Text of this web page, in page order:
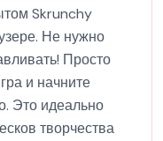
Skrunchy
Не нужно
Просто
и начните
Это идеально
творчества